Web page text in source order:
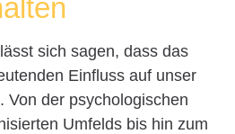
sich sagen, dass das
Einfluss auf unser
Von der psychologischen
Umfelds bis hin zum